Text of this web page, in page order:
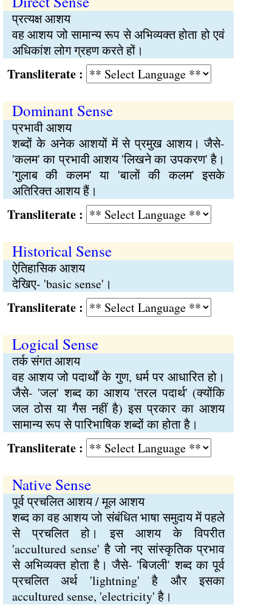
प्रत्यक्ष आशय
वह आशय जो सामान्य रूप से अभिव्यक्त होता हो एवं
अधिकांश लोग ग्रहण करते हों।
:
Dominant Sense
प्रभावी आशय
शब्दों के अनेक आशयों में से प्रमुख आशय। जैसे-
'कलम' का प्रभावी आशय 'लिखने का उपकरण' है।
'गुलाब की कलम' या 'बालों की कलम' इसके
अतिरिक्त आशय हैं।
:
Historical Sense
ऐतिहासिक आशय
देखिए- 'basic sense'।
:
Logical Sense
तर्क संगत आशय
वह आशय जो पदार्थों के गुण, धर्म पर आधारित हो।
जैसे- 'जल' शब्द का आशय 'तरल पदार्थ' (क्योंकि
जल ठोस या गैस नहीं है) इस प्रकार का आशय
सामान्य रूप से पारिभाषिक शब्दों का होता है।
:
Native Sense
पूर्व प्रचलित आशय / मूल आशय
शब्द का वह आशय जो संबंधित भाषा समुदाय में पहले
से प्रचलित हो। इस आशय के विपरीत
'accultured sense' है जो नए सांस्कृतिक प्रभाव
से अभिव्यक्त होता है। जैसे- 'बिजली' शब्द का पूर्व
प्रचलित अर्थ 'lightning' है और इसका
accultured sense, 'electricity' है।